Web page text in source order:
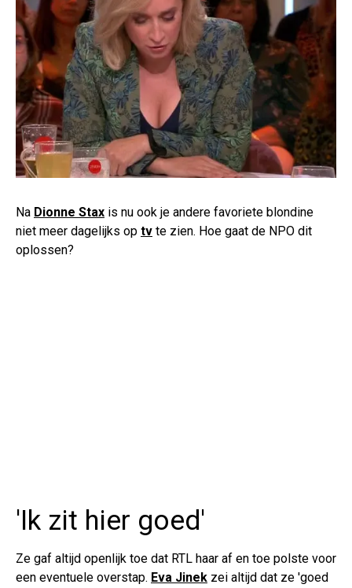
Na Dionne Stax is nu ook je andere favoriete blondine
niet meer dagelijks op tv te zien. Hoe gaat de NPO dit
oplossen?
'Ik zit hier goed'
Ze gaf altijd openlijk toe dat RTL haar af en toe polste voor
een eventuele overstap. Eva Jinek zei altijd dat ze 'goed